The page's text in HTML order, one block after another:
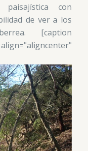
con
de ver a los
[caption